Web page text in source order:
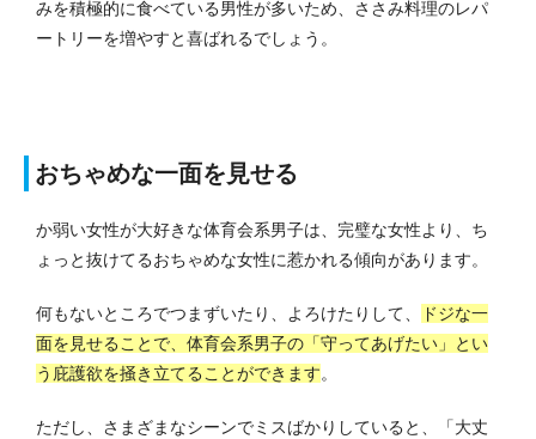
みを積極的に食べている男性が多いため、ささみ料理のレパ
ートリーを増やすと喜ばれるでしょう。
おちゃめな一面を見せる
か弱い女性が大好きな体育会系男子は、完璧な女性より、ち
ょっと抜けてるおちゃめな女性に惹かれる傾向があります。
何もないところでつまずいたり、よろけたりして、
ドジな一
面を見せることで、体育会系男子の「守ってあげたい」とい
う庇護欲を掻き立てることができます。
ただし、さまざまなシーンでミスばかりしていると、「大丈